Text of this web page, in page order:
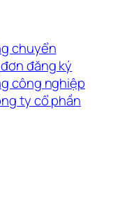
chuyển
đăng ký
công nghiệp
ty cổ phần